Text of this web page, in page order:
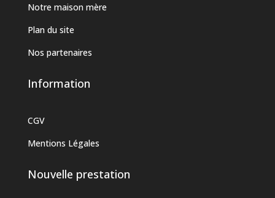
Notre maison mère
Plan du site
Nos partenaires
Information
CGV
Mentions Légales
Nouvelle prestation